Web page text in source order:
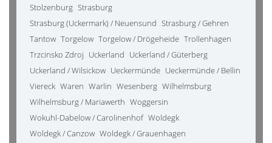
Stolzenburg Strasburg
Strasburg (Uckermark) / Neuensund Strasburg / Gehren
Tantow Torgelow Torgelow / Drögeheide Trollenhagen
Trzcinsko Zdroj Uckerland Uckerland / Güterberg
Uckerland / Wilsickow Ueckermünde Ueckermünde / Bellin
Viereck Waren Warlin Wesenberg Wilhelmsburg
Wilhelmsburg / Mariawerth Woggersin
Wokuhl-Dabelow / Carolinenhof Woldegk
Woldegk / Canzow Woldegk / Grauenhagen